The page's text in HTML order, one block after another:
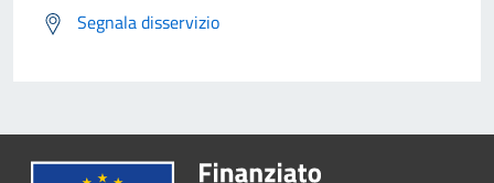
Segnala disservizio